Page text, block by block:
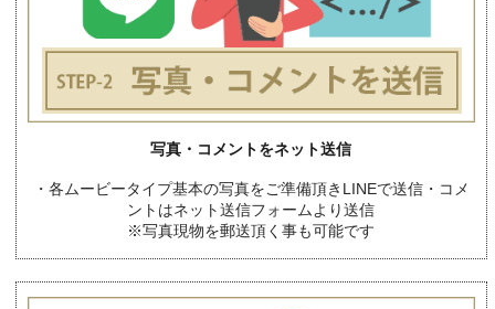
写真・コメントをネット送信
・各ムービータイプ基本の写真をご準備頂きLINEで送信・コメ
ントはネット送信フォームより送信
※写真現物を郵送頂く事も可能です